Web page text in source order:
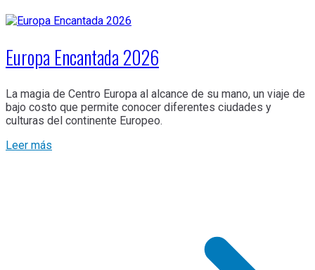
Europa Encantada 2026
La magia de Centro Europa al alcance de su mano, un viaje de
bajo costo que permite conocer diferentes ciudades y
culturas del continente Europeo.
Leer más